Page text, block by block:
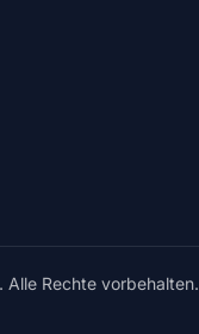
Rechte vorbehalten.